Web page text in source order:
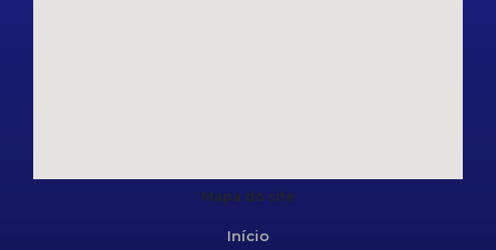
Mapa do site
Início